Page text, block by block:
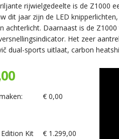
rijwielgedeelte is de Z1000
dit jaar zijn de LED
achterlicht. Daarnaast is de
Het zeer
dual-sports uitlaat, carbon
€ 0,00
Kit € 1.299,00